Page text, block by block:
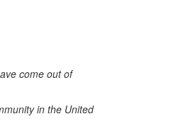
come out of
in the United